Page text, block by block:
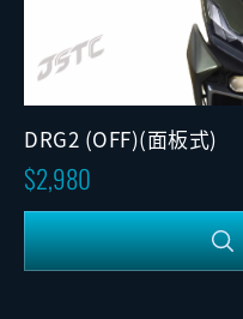
DRG2 (OFF)(面板式)
2,980